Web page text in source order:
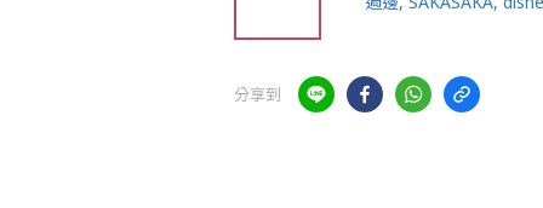
分享到